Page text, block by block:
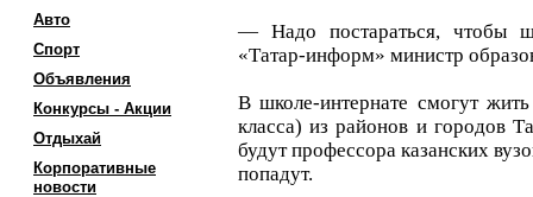
Авто
Спорт
Объявления
Конкурсы - Акции
Отдыхай
Корпоративные
новости
— Надо постараться, чтобы
«Татар-информ» министр
В школе-интернате смогут
класса) из районов и городов
будут профессора казанских
попадут.